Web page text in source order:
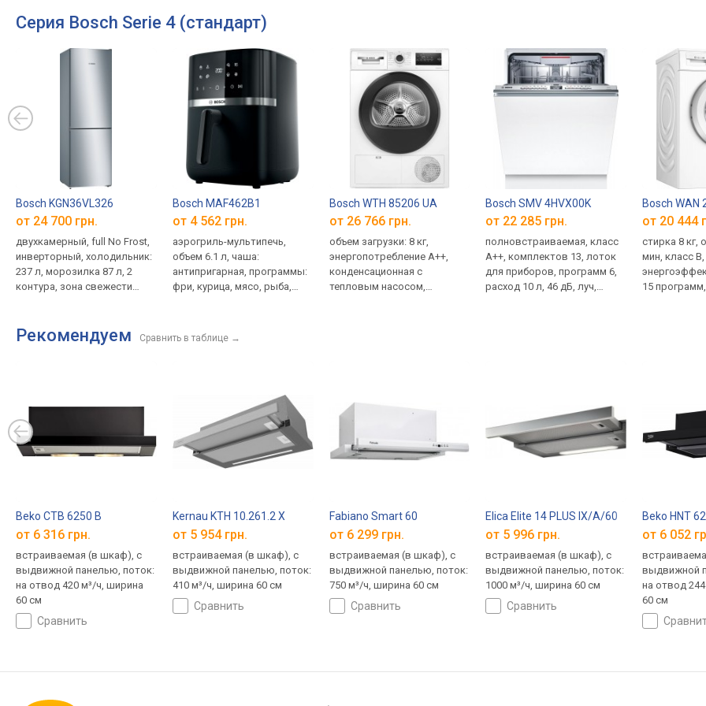
Серия Bosch Serie 4 (стандарт)
Bosch KGN36VL326
от 24 700 грн.
двухкамерный, full No Frost,
инверторный, холодильник:
237 л, морозилка 87 л, 2
контура, зона свежести
шум 39 дБ, 186x60x66 см
Bosch MAF462B1
от 4 562 грн.
аэрогриль-мультипечь,
объем 6.1 л, чаша:
антипригарная, программы:
фри, курица, мясо, рыба,
Bosch WTH 85206 UA
от 26 766 грн.
объем загрузки: 8 кг,
энергопотребление A++,
конденсационная с
тепловым насосом,
Bosch SMV 4HVX00K
от 22 285 грн.
полновстраиваемая, класс
A++, комплектов 13, лоток
для приборов, программ 6,
расход 10 л, 46 дБ, луч,
Bosch WAN
от 20 444
стирка 8 кг,
мин, класс
15
Рекомендуем Сравнить в таблице →
Beko CTB 6250 B
от 6 316 грн.
встраиваемая (в шкаф), с
выдвижной панелью, поток:
на отвод 420 м³/ч, ширина
60 см
сравнить
Kernau KTH 10.261.2 X
от 5 954 грн.
встраиваемая (в шкаф), с
выдвижной панелью, поток:
410 м³/ч, ширина 60 см
сравнить
Fabiano Smart 60
от 6 299 грн.
встраиваемая (в шкаф), с
выдвижной панелью, поток:
750 м³/ч, ширина 60 см
сравнить
Elica Elite 14 PLUS IX/A/60
от 5 996 грн.
встраиваемая (в шкаф), с
выдвижной панелью, поток:
1000 м³/ч, ширина 60 см
сравнить
Beko HNT
от 6 052
выдвижной
на отвод
60 см